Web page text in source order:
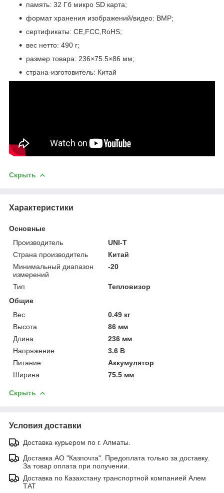
память: 32 Гб микро SD карта;
формат хранения изображений/видео: BMP;
сертификаты: CE,FCC,RoHS;
вес нетто: 490 г;
размер товара: 236×75.5×86 мм;
страна-изготовитель: Китай
Скрыть
Характеристики
Основные
Производитель
UNI-T
Страна производитель
Китай
Минимальный диапазон
измерений
-20
Тип
Тепловизор
Общие
Вес
0.49 кг
Высота
86 мм
Длина
236 мм
Напряжение
3.6 В
Питание
Аккумулятор
Ширина
75.5 мм
Скрыть
Условия доставки
Доставка курьером по г. Алматы.
Доставка АО "Казпочта". Предоплата только за доставку.
За товар оплата при получении.
Доставка по Казахстану транспортной компанией Алем
ТАТ